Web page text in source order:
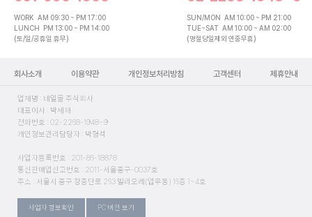
WORK AM 09:30 ~ PM 17:00
LUNCH PM 13:00 ~ PM 14:00
(토/일/공휴일 휴무)
SUN/MON AM 10:00 ~ PM 21:00
TUE~SAT AM 10:00 ~ AM 02:00
(명절당일제외 연중무휴)
회사소개 이용약관 개인정보처리방침 고객센터 제휴안내
업체명 : 네일몰 주식회사
대표이사 : 박세재
전화번호 : 02-2268-1948~9
개인정보관리담당자 : 박형석
사업자등록번호 : 201-86-18878
통신판매업신고번호 : 2011-서울중구-0037호
주소 : 서울시 중구 장충단로 263 밀리오레(업무동) 16층 1~4호
사업자 정보확인 PC 버전 보기